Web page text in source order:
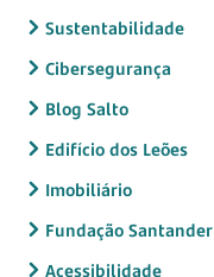
Sustentabilidade
Cibersegurança
Blog Salto
Edifício dos Leões
Imobiliário
Fundação Santander
Acessibilidade